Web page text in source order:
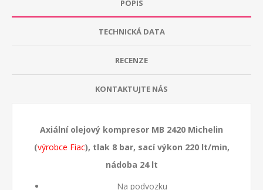
POPIS
TECHNICKÁ DATA
RECENZE
KONTAKTUJTE NÁS
Axiální olejový kompresor MB 2420 Michelin
(výrobce Fiac), tlak 8 bar, sací výkon 220 lt/min,
nádoba 24 lt
Na podvozku